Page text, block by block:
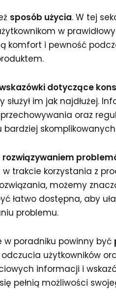
sposób użycia. W tej
w
komfort i pewność
dotyczące
służył im jak najdłużej.
oraz
rozwiązywaniem
trakcie korzystania z
możemy
łatwo dostępna, aby
problemu.
poradniku powinny być
użytkowników
informacji i
pełnią możliwości